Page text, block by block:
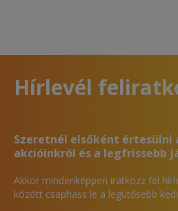
Hírlevél
Szeretnél elsőként értesülni
akcióinkról és a legfrissebb
Akkor mindenképpen iratkozz fel
között csaphass le a legütősebb